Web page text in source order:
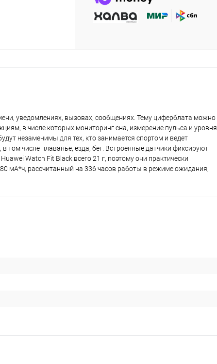
уведомлениях, вызовах, сообщениях. Тему циферблата можно
в числе которых мониторинг сна, измерение пульса и уровня
незаменимы для тех, кто занимается спортом и ведет
том числе плаванье, езда, бег. Встроенные датчики фиксируют
Watch Fit Black всего 21 г, поэтому они практически
мА*ч, рассчитанный на 336 часов работы в режиме ожидания,
раз в 2
раз в 2 недели